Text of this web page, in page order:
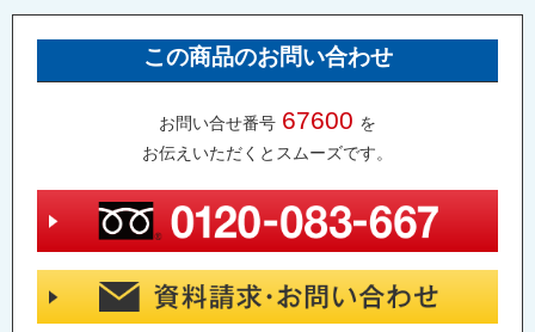
この商品のお問い合わせ
お問い合せ番号 67600 を
お伝えいただくとスムーズです。